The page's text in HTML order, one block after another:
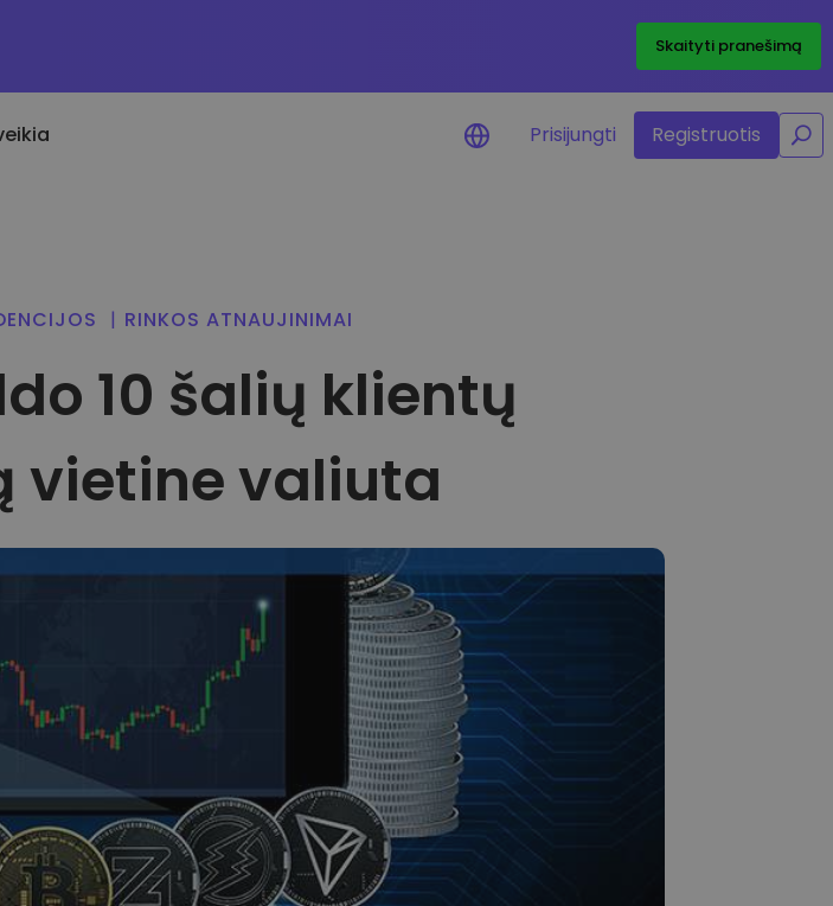
Skaityti pranešimą
kriptovaliutas ateičiai
pirkimas
planuojamos
Atraskite investavimo galimybes
Portfelio analizė
Protingos įžvalgos, užtikrinančios
Prisijungti Registruotis
/
| RINKOS ATNAUJINIMAI
10 šalių klientų
vietine valiuta